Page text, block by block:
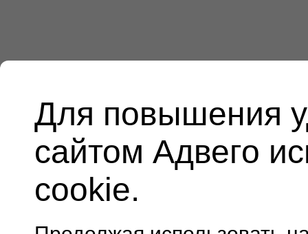
Для повышения
сайтом Адвего
cookie.